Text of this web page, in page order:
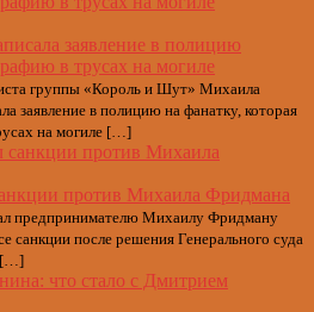
заявление в полицию
в трусах на могиле
группы «Король и Шут» Михаила
заявление в полицию на фанатку, которая
на могиле […]
против Михаила Фридмана
предпринимателю Михаилу Фридману
санкции после решения Генерального суда
[…]